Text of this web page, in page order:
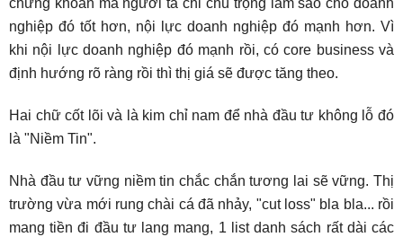
chứng khoán mà người ta chỉ chú trọng làm sao cho doanh
nghiệp đó tốt hơn, nội lực doanh nghiệp đó mạnh hơn. Vì
khi nội lực doanh nghiệp đó mạnh rồi, có core business và
định hướng rõ ràng rồi thì thị giá sẽ được tăng theo.
Hai chữ cốt lõi và là kim chỉ nam để nhà đầu tư không lỗ đó
là "Niềm Tin".
Nhà đầu tư vững niềm tin chắc chắn tương lai sẽ vững. Thị
trường vừa mới rung chài cá đã nhảy, "cut loss" bla bla... rồi
mang tiền đi đầu tư lang mang, 1 list danh sách rất dài các